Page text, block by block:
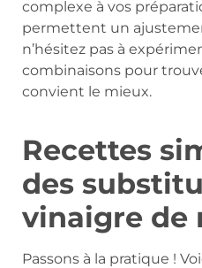
complexe à vos
permettent un
n’hésitez pas à
combinaisons pour
convient le mieux.
Recettes
des
vinaigre de
Passons à la pratique !